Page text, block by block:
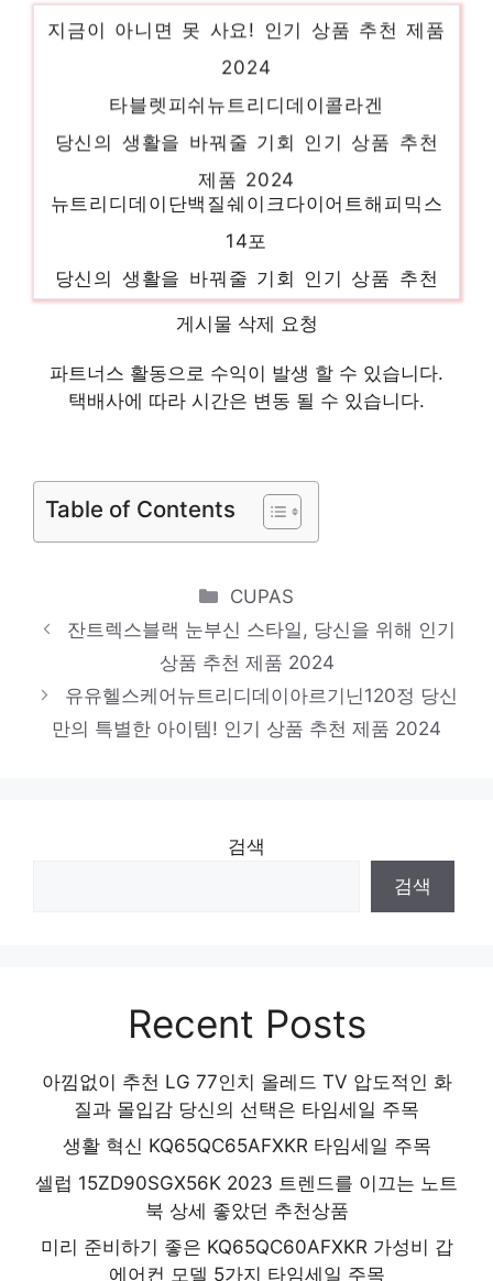
지금이 아니면 못 사요! 인기 상품 추천 제품
당신의 생활을 바꿔줄 기회 인기 상품 추천
제품 2024
뉴트리디데이단백질쉐이크다이어트해피믹스
14포
당신의 생활을 바꿔줄 기회 인기 상품 추천
제품 2024
스타일을 완성하는 마지막 조각 인기 상품 추
품절 위기! 빠르게 잡아라! 인기 상품 추천 제
품 2024
놀라운 당신을 위한 최고의 선택 인기 상품
추천 제품 2024
피쉬타블렛뉴트리디데이콜라겐
하루만에 품절될 아이템! 인기 상품 추천 제
게시물 삭제 요청
파트너스 활동으로 수익이 발생 할 수 있습니다.
택배사에 따라 시간은 변동 될 수 있습니다.
Table of Contents
Categories
CUPAS
잔트렉스블랙 눈부신 스타일, 당신을 위해 인기
상품 추천 제품 2024
유유헬스케어뉴트리디데이아르기닌120정 당신
만의 특별한 아이템! 인기 상품 추천 제품 2024
검색
검색
Recent Posts
아낌없이 추천 LG 77인치 올레드 TV 압도적인 화
질과 몰입감 당신의 선택은 타임세일 주목
생활 혁신 KQ65QC65AFXKR 타임세일 주목
셀럽 15ZD90SGX56K 2023 트렌드를 이끄는 노트
북 상세 좋았던 추천상품
미리 준비하기 좋은 KQ65QC60AFXKR 가성비 갑
에어컨 모델 5가지 타임세일 주목